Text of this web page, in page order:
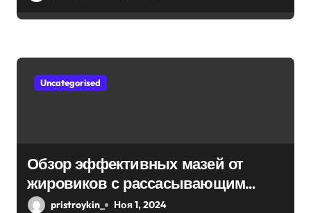
Uncategorised
Обзор эффективных мазей от
жировиков с рассасывающим
эффектом
pristroykin_ Ноя 1, 2024